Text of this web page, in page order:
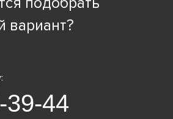
вариант?
39-44